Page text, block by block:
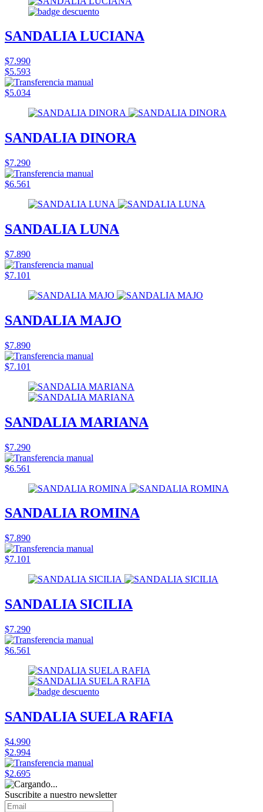
SANDALIA LUCIANA
$7.990
$5.593
$5.034
SANDALIA DINORA
$7.290
$6.561
SANDALIA LUNA
$7.890
$7.101
SANDALIA MAJO
$7.890
$7.101
SANDALIA MARIANA
$7.290
$6.561
SANDALIA ROMINA
$7.890
$7.101
SANDALIA SICILIA
$7.290
$6.561
SANDALIA SUELA RAFIA
$4.990
$2.994
$2.695
Suscribite a nuestro newsletter